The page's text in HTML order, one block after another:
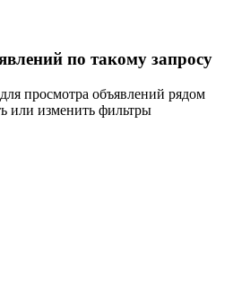
по такому запросу
просмотра объявлений рядом
или изменить фильтры